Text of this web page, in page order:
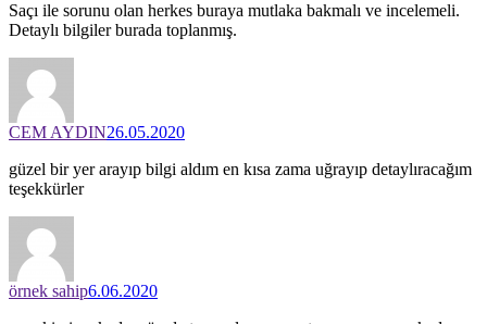
Saçı ile sorunu olan herkes buraya mutlaka bakmalı ve incelemeli.
Detaylı bilgiler burada toplanmış.
CEM AYDIN26.05.2020
güzel bir yer arayıp bilgi aldım en kısa zama uğrayıp detaylıracağım
teşekkürler
örnek sahip6.06.2020